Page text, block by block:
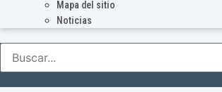
Mapa del sitio
Noticias